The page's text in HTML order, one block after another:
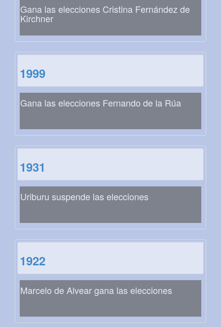
Gana las elecciones Cristina Fernández de
Kirchner
1999
Gana las elecciones Fernando de la Rúa
1931
Uriburu suspende las elecciones
1922
Marcelo de Alvear gana las elecciones